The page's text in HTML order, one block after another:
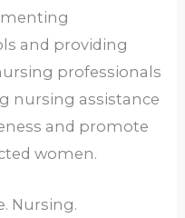
and providing
professionals
nursing assistance
and promote
women.
Nursing.